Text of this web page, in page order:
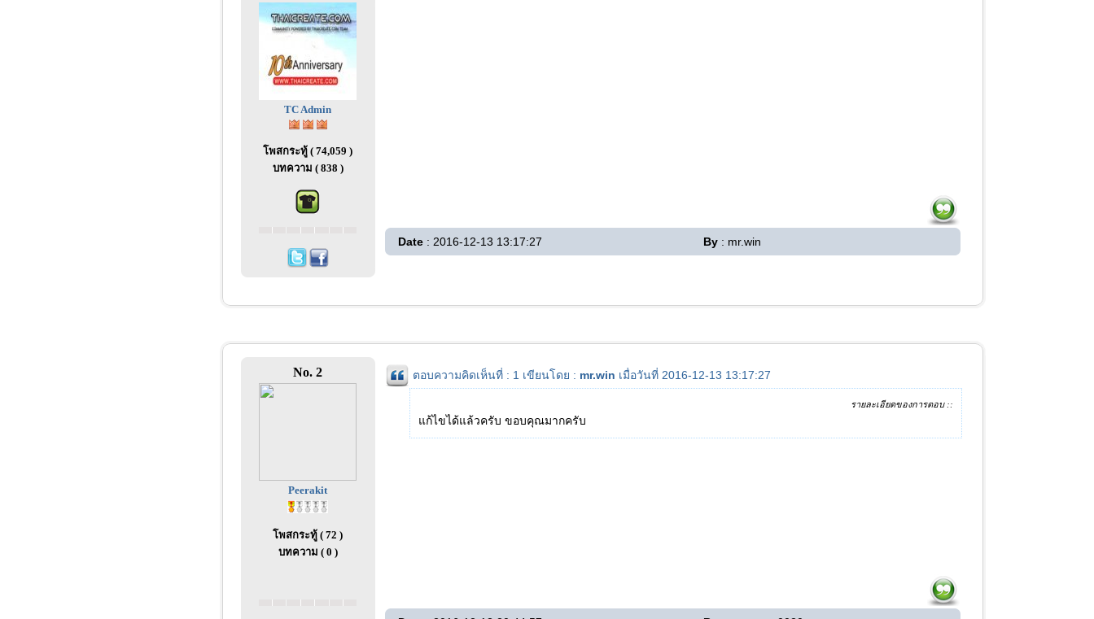
TC Admin
โพสกระทู้ ( 74,059 )
บทความ ( 838 )
Date : 2016-12-13 13:17:27 By : mr.win
No. 2
Peerakit
โพสกระทู้ ( 72 )
บทความ ( 0 )
ตอบความคิดเห็นที่ : 1 เขียนโดย : mr.win เมื่อวันที่ 2016-12-13 13:17:27
รายละเอียดของการตอบ ::
แก้ไขได้แล้วครับ ขอบคุณมากครับ